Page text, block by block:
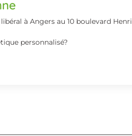
à Angers au 10 boulevard Henri
personnalisé?